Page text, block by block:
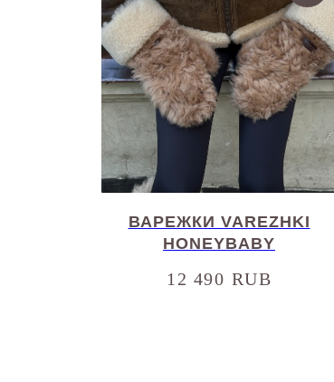
ВАРЕЖКИ VAREZHKI
HONEYBABY
12 490 RUB